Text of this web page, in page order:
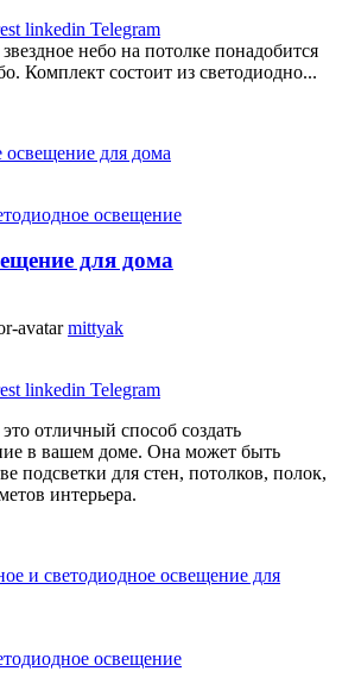
linkedin Telegram
небо на потолке понадобится
Комплект состоит из светодиодно...
освещение
для дома
mittyak
linkedin Telegram
отличный способ создать
в вашем доме. Она может быть
подсветки для стен, потолков, полок,
интерьера.
освещение